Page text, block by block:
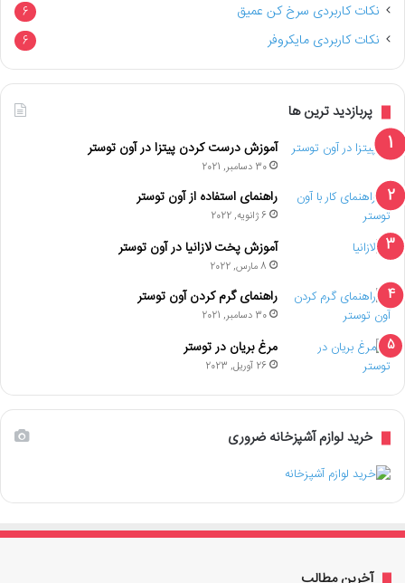
نکات کاربردی سرخ کن عمیق 6
نکات کاربردی مایکروفر 6
پربازدید ترین ها
آموزش درست کردن پیتزا در آون توستر
30 دسامبر, 2021
راهنمای استفاده از آون توستر
6 ژانویه, 2022
آموزش پخت لازانیا در آون توستر
8 مارس, 2022
راهنمای گرم کردن آون توستر
30 دسامبر, 2021
مرغ بریان در توستر
26 آوریل, 2023
خرید لوازم آشپزخانه ضروری